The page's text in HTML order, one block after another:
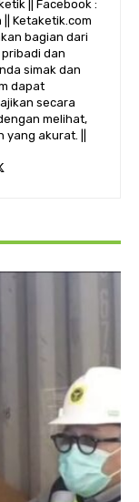
|| Facebook :
Ketaketik.com
bagian dari
dan
simak dan
dapat
secara
melihat,
akurat. ||